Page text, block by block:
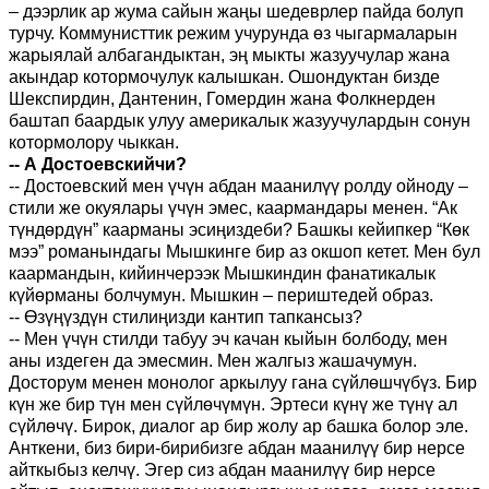
– дээрлик ар жума сайын жаңы шедеврлер пайда болуп
турчу. Коммунисттик режим учурунда өз чыгармаларын
жарыялай албагандыктан, эң мыкты жазуучулар жана
акындар котормочулук калышкан. Ошондуктан бизде
Шекспирдин, Дантенин, Гомердин жана Фолкнерден
баштап баардык улуу америкалык жазуучулардын сонун
котормолору чыккан.
-- А Достоевскийчи?
-- Достоевский мен үчүн абдан маанилүү ролду ойноду –
стили же окуялары үчүн эмес, каармандары менен. “Ак
түндөрдүн” каарманы эсиңиздеби? Башкы кейипкер “Көк
мээ” романындагы Мышкинге бир аз окшоп кетет. Мен бул
каармандын, кийинчерээк Мышкиндин фанатикалык
күйөрманы болчумун. Мышкин – периштедей образ.
-- Өзүңүздүн стилиңизди кантип тапкансыз?
-- Мен үчүн стилди табуу эч качан кыйын болбоду, мен
аны издеген да эмесмин. Мен жалгыз жашачумун.
Досторум менен монолог аркылуу гана сүйлөшчүбүз. Бир
күн же бир түн мен сүйлөчүмүн. Эртеси күнү же түнү ал
сүйлөчү. Бирок, диалог ар бир жолу ар башка болор эле.
Анткени, биз бири-бирибизге абдан маанилүү бир нерсе
айткыбыз келчү. Эгер сиз абдан маанилүү бир нерсе